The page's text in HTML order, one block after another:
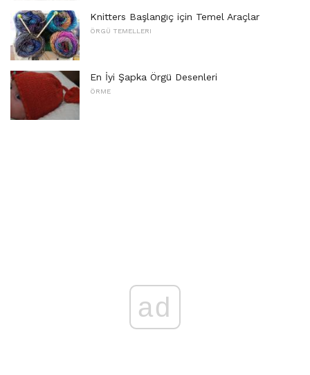
Knitters Başlangıç ​​için Temel Araçlar
ÖRGÜ TEMELLERI
En İyi Şapka Örgü Desenleri
ÖRME
ad